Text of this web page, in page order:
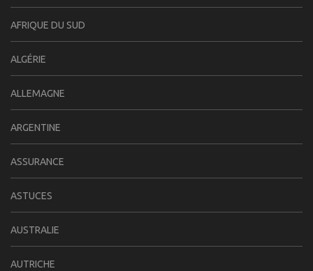
AFRIQUE DU SUD
ALGÉRIE
ALLEMAGNE
ARGENTINE
ASSURANCE
ASTUCES
AUSTRALIE
AUTRICHE